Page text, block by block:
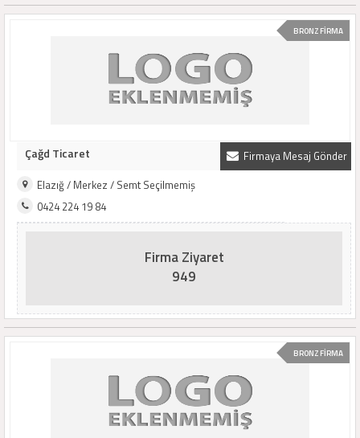
BRONZ FİRMA
Firmaya Mesaj Gönder
Çağd Ticaret
Elazığ / Merkez / Semt Seçilmemiş
0424 224 19 84
Firma Ziyaret
949
BRONZ FİRMA